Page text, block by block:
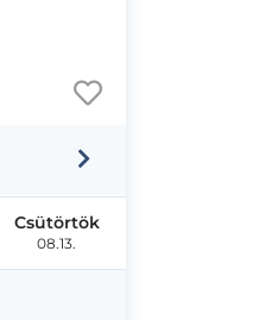
Csütörtök
08.13.